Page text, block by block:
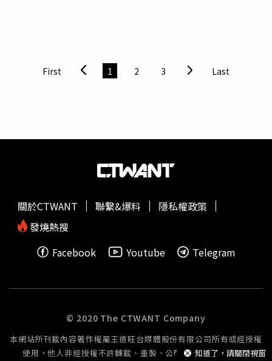
「雞排貴到我寧願買便當就好」、「雞排45漲到50那年就
再也沒碰過了，快10年了吧」、「雞排+1，現在份量大的
誇張，上次買沒多少170」、「大腸包小腸50元以後也沒吃
小吃都不吃了，直接正餐」、「幾乎都沒再吃了，這樣也
好，省錢」、「比便當貴的都不吃，根本愧對小吃這稱
問題很多，少吃點，省錢又健康」。
First 1 2 3 Last
知道了，請關閉視窗
關於CTWANT 聯繫&爆料
隱私權政策
發燒熱搜
Facebook
Youtube Telegram
© 2020 The CTWANT Company
本網站所刊載內容著作權屬王道旺台媒體股份有限公司所有或經授權
使用，他人非經授權不許轉載、重製、公開播送或公開傳輸。